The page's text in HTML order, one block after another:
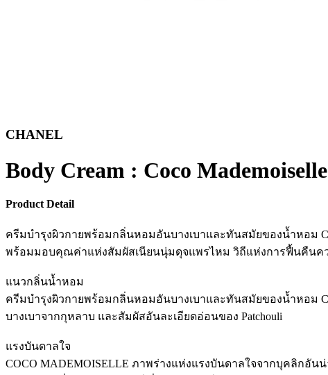
CHANEL
Body Cream : Coco Mademoiselle
Product Detail
ครีมบำรุงผิวกายพร้อมกลิ่นหอมอันบางเบาและทันสมัยของน้ำหอม
พร้อมมอบคุณค่าแห่งสัมผัสเนียนนุ่มดุจแพรไหม วิถีแห่งการฟื้นคืนค
แนวกลิ่นน้ำหอม
ครีมบำรุงผิวกายพร้อมกลิ่นหอมอันบางเบาและทันสมัยของน้ำหอม
บางเบาจากกุหลาบ และสัมผัสอันละเอียดอ่อนของ Patchouli
แรงบันดาลใจ
COCO MADEMOISELLE ภาพร่างแห่งแรงบันดาลใจจากบุคลิก